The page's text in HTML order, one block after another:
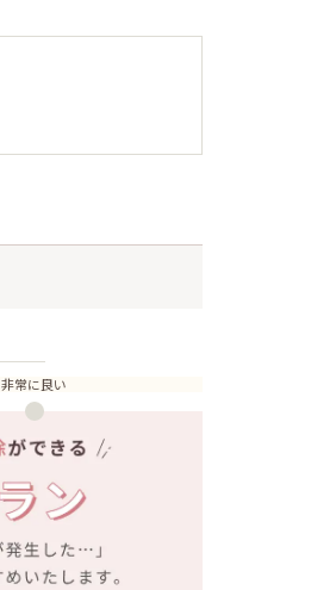
非常に良い